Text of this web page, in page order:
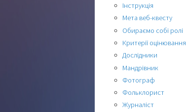
Інструкція
Мета веб-квесту
Обираємо собі ролі
Критерії оцінювання
Дослідники
Мандрівник
Фотограф
Фольклорист
Журналіст